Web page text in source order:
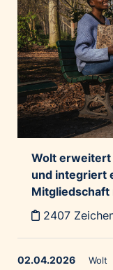
Wolt erweitert
und integriert
Mitgliedschaft
2407
02.04.2026 Wolt